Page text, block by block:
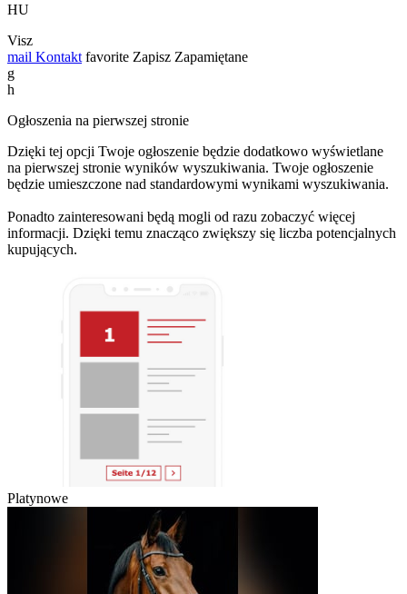
HU
Visz
mail Kontakt favorite Zapisz Zapamiętane
g
h
Ogłoszenia na pierwszej stronie
Dzięki tej opcji Twoje ogłoszenie będzie dodatkowo wyświetlane
na pierwszej stronie wyników wyszukiwania. Twoje ogłoszenie
będzie umieszczone nad standardowymi wynikami wyszukiwania.
Ponadto zainteresowani będą mogli od razu zobaczyć więcej
informacji. Dzięki temu znacząco zwiększy się liczba potencjalnych
kupujących.
Platynowe